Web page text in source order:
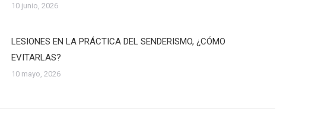
10 junio, 2026
LESIONES EN LA PRÁCTICA DEL SENDERISMO, ¿CÓMO
EVITARLAS?
10 mayo, 2026